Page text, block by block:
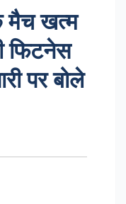
मैच खत्म
फिटनेस
पर बोले